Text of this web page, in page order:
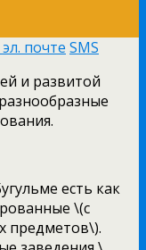
почте SMS
и развитой
есть как
\(с
предметов\).